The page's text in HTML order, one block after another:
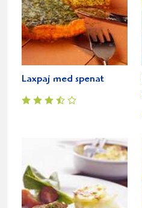
Laxpaj med spenat